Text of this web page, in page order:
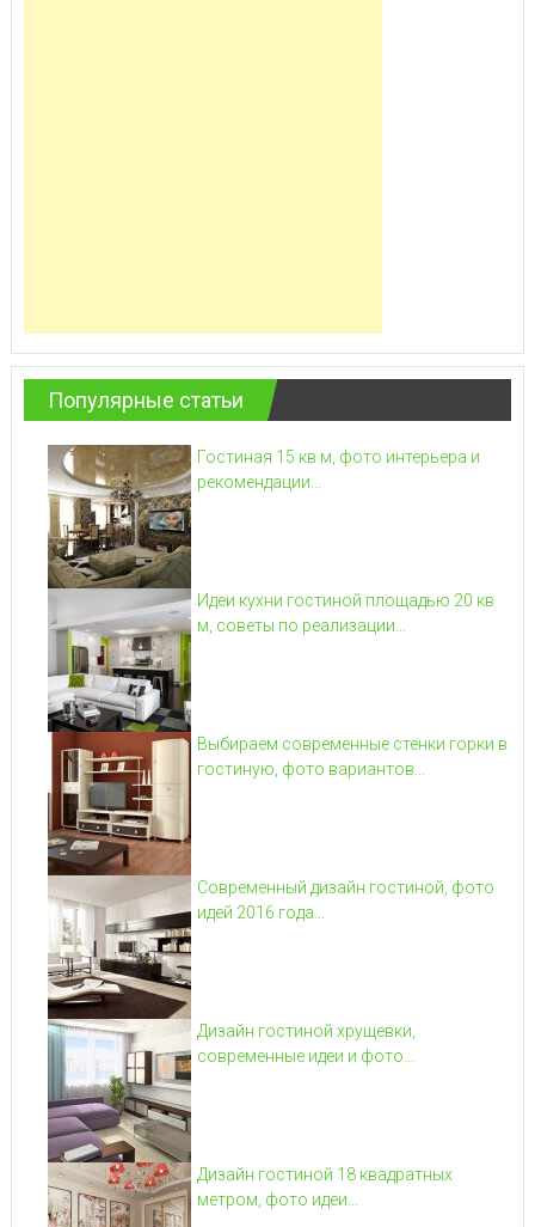
Популярные статьи
Гостиная 15 кв м, фото интерьера и
рекомендации...
Идеи кухни гостиной площадью 20 кв
м, советы по реализации...
Выбираем современные стенки горки в
гостиную, фото вариантов...
Современный дизайн гостиной, фото
идей 2016 года...
Дизайн гостиной хрущевки,
современные идеи и фото...
Дизайн гостиной 18 квадратных
метром, фото идеи...